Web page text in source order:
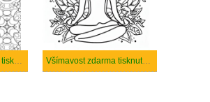
Nakreslete Všímavost tisknutelné Všímavost zdarma tisknutelné pro děti